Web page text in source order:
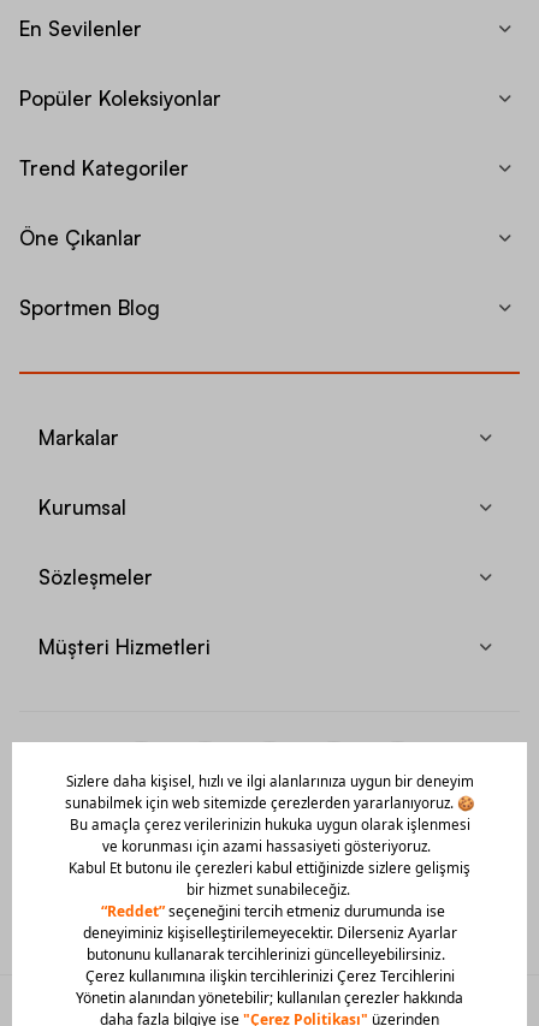
En Sevilenler
Popüler Koleksiyonlar
Trend Kategoriler
Öne Çıkanlar
Sportmen Blog
Markalar
Kurumsal
Sözleşmeler
Müşteri Hizmetleri
Mobil Uygulamamızı Hemen İndir!